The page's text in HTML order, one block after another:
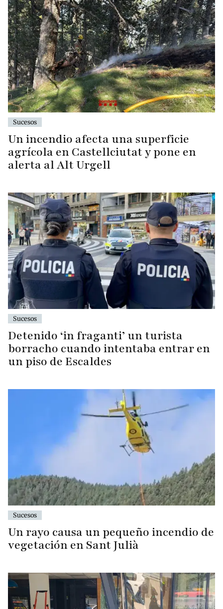
Sucesos
Un incendio afecta una superficie
agrícola en Castellciutat y pone en
alerta al Alt Urgell
Sucesos
Detenido ‘in fraganti’ un turista
borracho cuando intentaba entrar en
un piso de Escaldes
Sucesos
Un rayo causa un pequeño incendio de
vegetación en Sant Julià